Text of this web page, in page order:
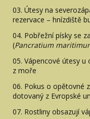
03. Útesy na
rezervace – hnízdiště
04. Pobřežní písky se
(Pancratium
05. Vápencové útesy
z moře
06. Pokus o opětovné
dotovaný z Evropské
07. Rostliny obsazují